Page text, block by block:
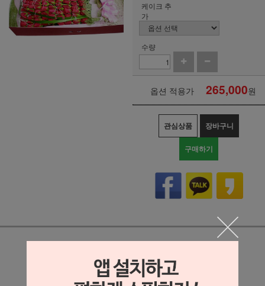
케이크 추
가
수량
옵션 적용가 265,000원
관심상품 장바구니
구매하기
상세정보 새창 열기